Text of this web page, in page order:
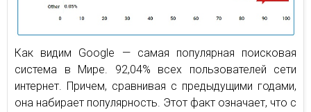
Как видим Google — самая популярная поисковая
система в Мире. 92,04% всех пользователей сети
интернет. Причем, сравнивая с предыдущими годами,
она набирает популярность. Этот факт означает, что с